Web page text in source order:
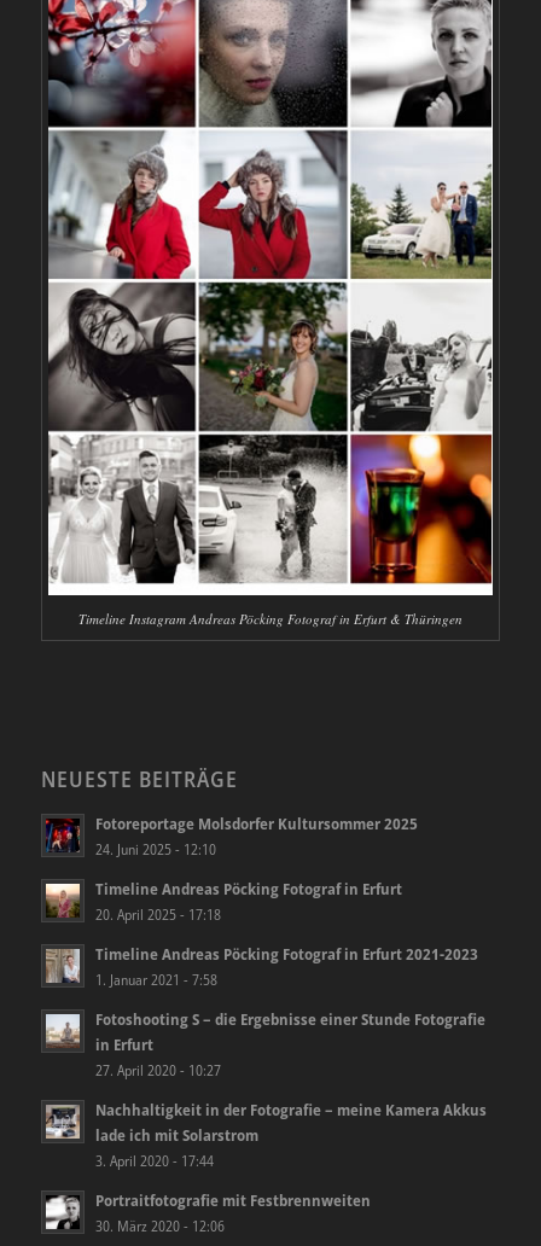
Timeline Instagram Andreas Pöcking Fotograf in Erfurt & Thüringen
NEUESTE BEITRÄGE
Fotoreportage Molsdorfer Kultursommer 2025
24. Juni 2025 - 12:10
Timeline Andreas Pöcking Fotograf in Erfurt
20. April 2025 - 17:18
Timeline Andreas Pöcking Fotograf in Erfurt 2021-2023
1. Januar 2021 - 7:58
Fotoshooting S – die Ergebnisse einer Stunde Fotografie
in Erfurt
27. April 2020 - 10:27
Nachhaltigkeit in der Fotografie – meine Kamera Akkus
lade ich mit Solarstrom
3. April 2020 - 17:44
Portraitfotografie mit Festbrennweiten
30. März 2020 - 12:06